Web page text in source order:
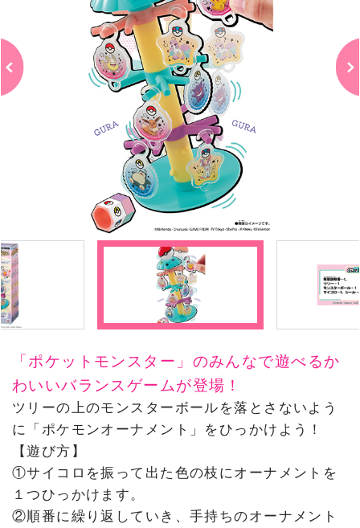
「ポケットモンスター」のみんなで遊べるか
わいいバランスゲームが登場！
ツリーの上のモンスターボールを落とさないよう
に「ポケモンオーナメント」をひっかけよう！
【遊び方】
①サイコロを振って出た色の枝にオーナメントを
１つひっかけます。
②順番に繰り返していき、手持ちのオーナメント